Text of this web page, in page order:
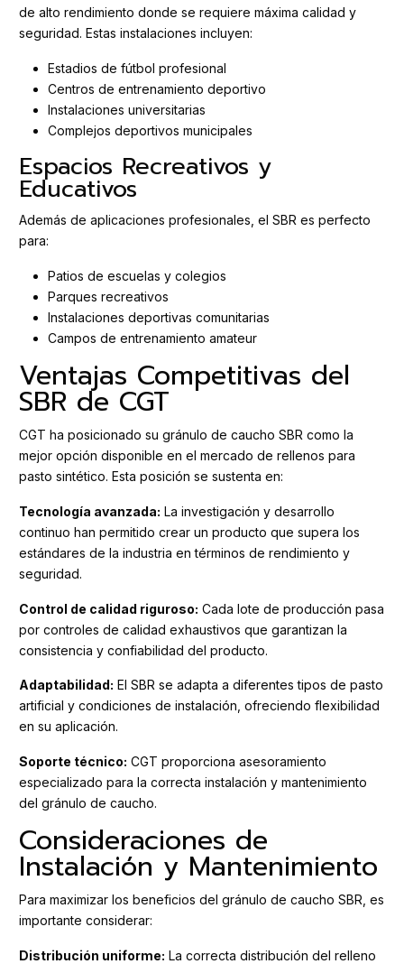
de alto rendimiento donde se requiere máxima calidad y
seguridad. Estas instalaciones incluyen:
Estadios de fútbol profesional
Centros de entrenamiento deportivo
Instalaciones universitarias
Complejos deportivos municipales
Espacios Recreativos y
Educativos
Además de aplicaciones profesionales, el SBR es perfecto
para:
Patios de escuelas y colegios
Parques recreativos
Instalaciones deportivas comunitarias
Campos de entrenamiento amateur
Ventajas Competitivas del
SBR de CGT
CGT ha posicionado su gránulo de caucho SBR como la
mejor opción disponible en el mercado de rellenos para
pasto sintético. Esta posición se sustenta en:
Tecnología avanzada: La investigación y desarrollo
continuo han permitido crear un producto que supera los
estándares de la industria en términos de rendimiento y
seguridad.
Control de calidad riguroso: Cada lote de producción pasa
por controles de calidad exhaustivos que garantizan la
consistencia y confiabilidad del producto.
Adaptabilidad: El SBR se adapta a diferentes tipos de pasto
artificial y condiciones de instalación, ofreciendo flexibilidad
en su aplicación.
Soporte técnico: CGT proporciona asesoramiento
especializado para la correcta instalación y mantenimiento
del gránulo de caucho.
Consideraciones de
Instalación y Mantenimiento
Para maximizar los beneficios del gránulo de caucho SBR, es
importante considerar:
Distribución uniforme: La correcta distribución del relleno